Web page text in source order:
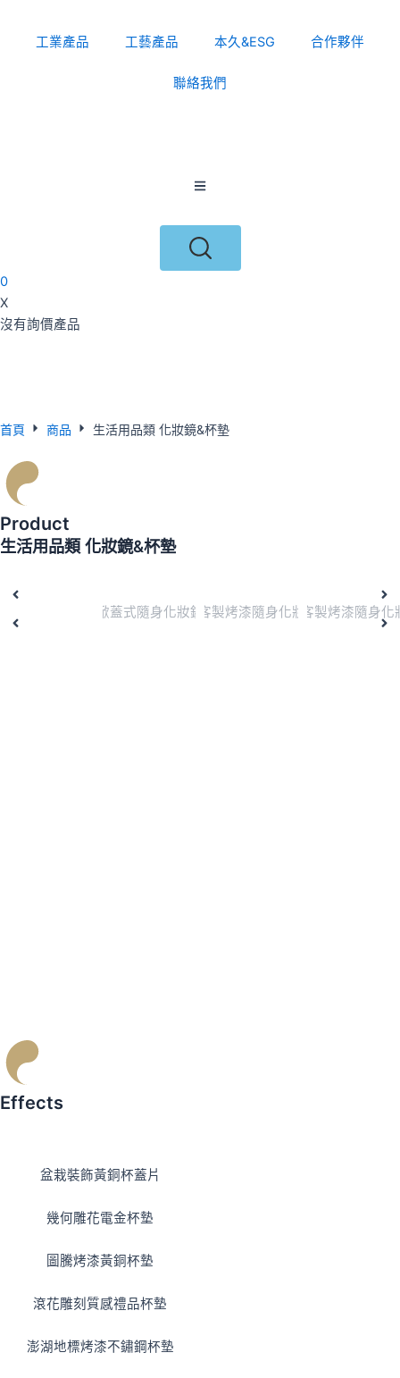
工業產品 工藝產品 本久&ESG 合作夥伴
聯絡我們
0
X
沒有詢價產品
首頁 商品 生活用品類 化妝鏡&杯墊
Product
生活用品類 化妝鏡&杯墊
Effects
盆栽裝飾黃銅杯蓋片
幾何雕花電金杯墊
圖騰烤漆黃銅杯墊
滾花雕刻質感禮品杯墊
澎湖地標烤漆不鏽鋼杯墊